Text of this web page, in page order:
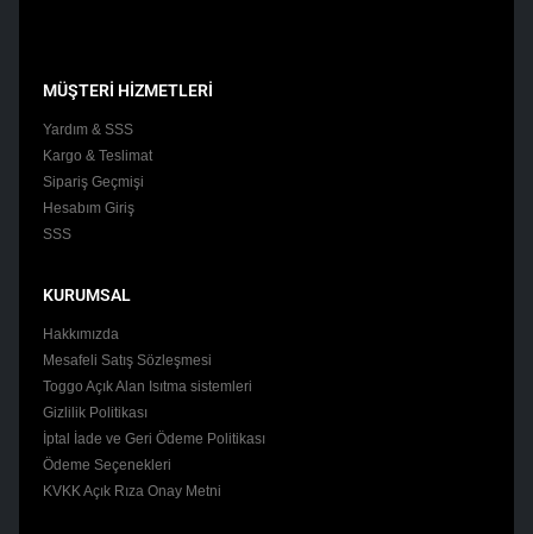
MÜŞTERİ HİZMETLERİ
Yardım & SSS
Kargo & Teslimat
Sipariş Geçmişi
Hesabım Giriş
SSS
KURUMSAL
Hakkımızda
Mesafeli Satış Sözleşmesi
Toggo Açık Alan Isıtma sistemleri
Gizlilik Politikası
İptal İade ve Geri Ödeme Politikası
Ödeme Seçenekleri
KVKK Açık Rıza Onay Metni